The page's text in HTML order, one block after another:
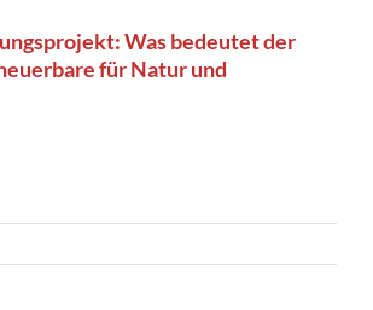
Was bedeutet der
für Natur und